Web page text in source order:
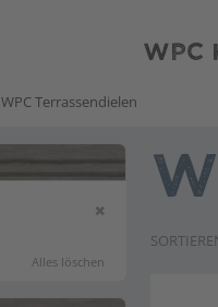
WPC
WPC Terrassendielen
Diesen Artikel
Alles löschen